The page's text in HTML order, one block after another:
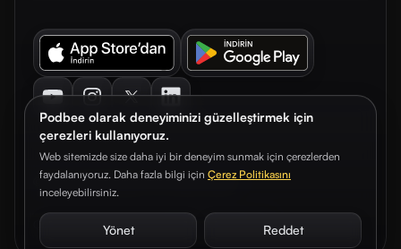
Podbee olarak deneyiminizi güzelleştirmek için
çerezleri kullanıyoruz.
Web sitemizde size daha iyi bir deneyim sunmak için çerezlerden
faydalanıyoruz. Daha fazla bilgi için Çerez Politikasını
inceleyebilirsiniz.
Yönet Reddet
© 2026. Podbee Media. Tüm hakları saklıdır.
Çerez TercihleriAydınlatma Metni Gizlilik Sözleşmesi